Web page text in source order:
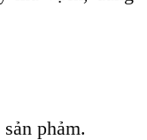
phảm.